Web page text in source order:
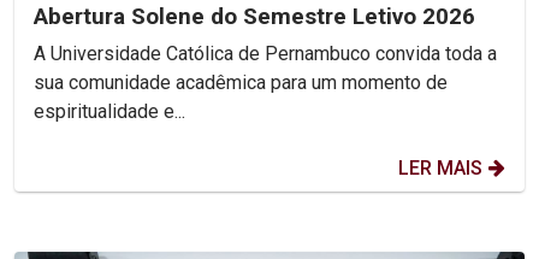
Abertura Solene do Semestre Letivo 2026
A Universidade Católica de Pernambuco convida toda a
sua comunidade acadêmica para um momento de
espiritualidade e...
LER MAIS